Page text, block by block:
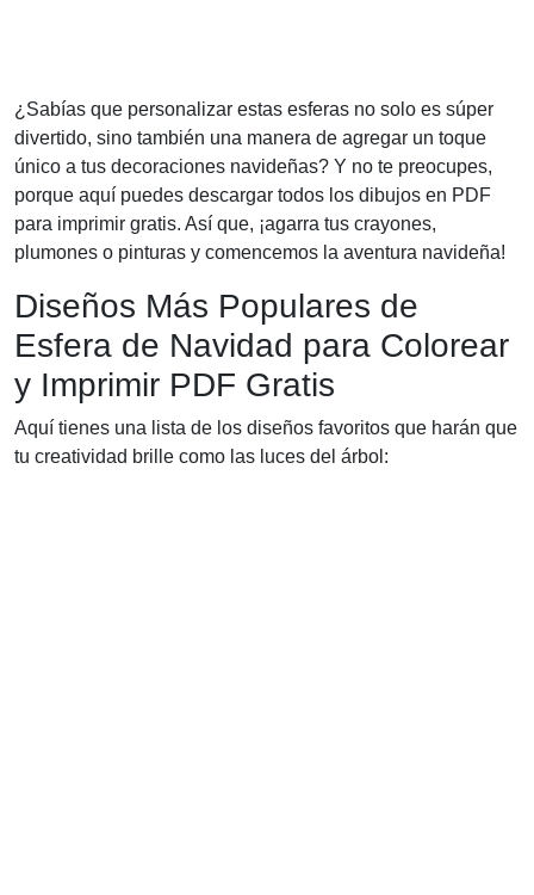
¿Sabías que personalizar estas esferas no solo es súper
divertido, sino también una manera de agregar un toque
único a tus decoraciones navideñas? Y no te preocupes,
porque aquí puedes descargar todos los dibujos en PDF
para imprimir gratis. Así que, ¡agarra tus crayones,
plumones o pinturas y comencemos la aventura navideña!
Diseños Más Populares de
Esfera de Navidad para Colorear
y Imprimir PDF Gratis
Aquí tienes una lista de los diseños favoritos que harán que
tu creatividad brille como las luces del árbol: